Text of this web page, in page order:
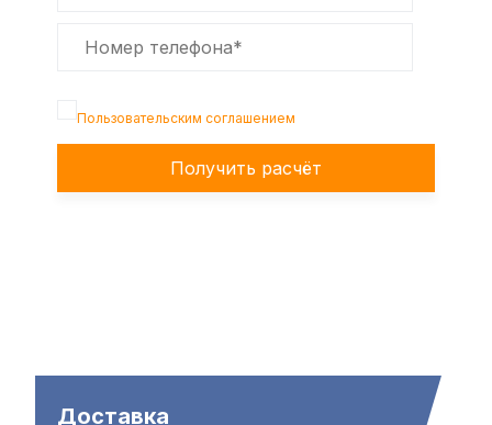
Пользовательским соглашением
Получить расчёт
Доставка